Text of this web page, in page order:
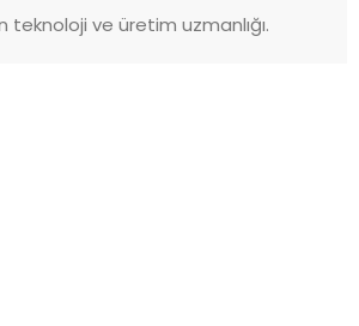
teknoloji ve üretim uzmanlığı.